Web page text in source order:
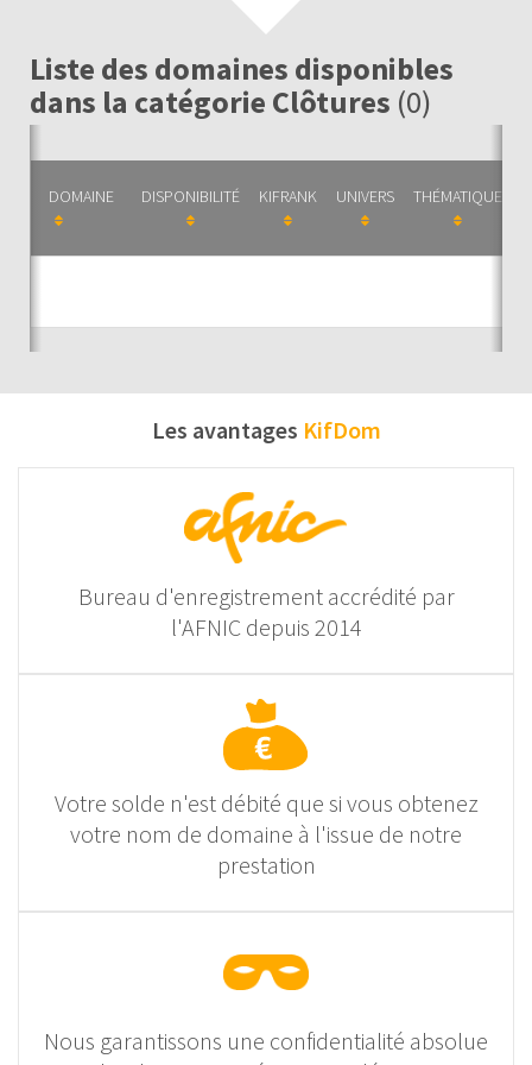
Liste des domaines disponibles
dans la catégorie Clôtures (0)
DOMAINE DISPONIBILITÉ KIFRANK UNIVERS THÉMATIQUE
Les avantages KifDom
Bureau d'enregistrement accrédité par
l'AFNIC depuis 2014
Votre solde n'est débité que si vous obtenez
votre nom de domaine à l'issue de notre
prestation
Nous garantissons une confidentialité absolue